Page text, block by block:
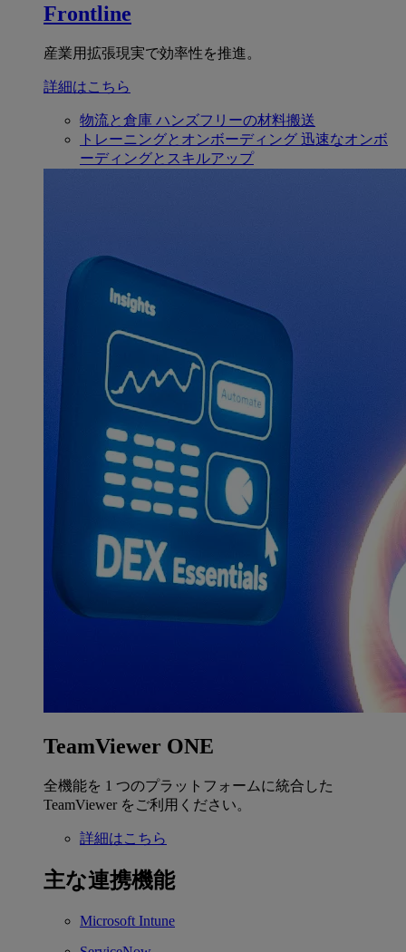
Frontline
産業用拡張現実で効率性を推進。
詳細はこちら
物流と倉庫 ハンズフリーの材料搬送
トレーニングとオンボーディング 迅速なオンボ
ーディングとスキルアップ
TeamViewer ONE
全機能を 1 つのプラットフォームに統合した
TeamViewer をご利用ください。
詳細はこちら
主な連携機能
Microsoft Intune